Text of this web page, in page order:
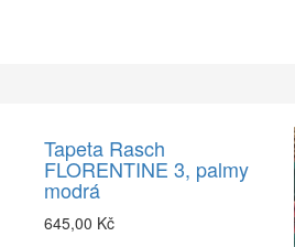
Tapeta Rasch
FLORENTINE 3, palmy
modrá
645,00 Kč